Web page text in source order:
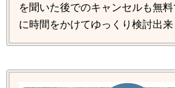
を聞いた後でのキャンセルも無
に時間をかけてゆっくり検討出来